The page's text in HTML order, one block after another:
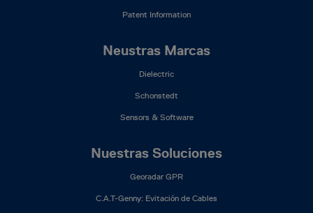
Patent Information
Neustras Marcas
Dielectric
Schonstedt
Sensors & Software
Nuestras Soluciones
Georadar GPR
C.A.T-Genny: Evitación de Cables